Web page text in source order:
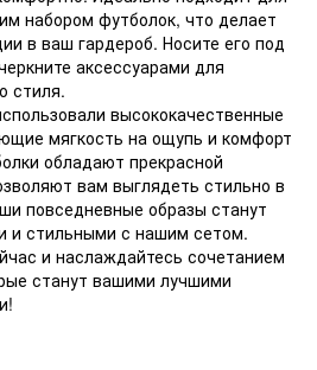
набором футболок, что делает
в ваш гардероб. Носите его под
аксессуарами для
стиля.
высококачественные
мягкость на ощупь и комфорт
обладают прекрасной
вам выглядеть стильно в
повседневные образы станут
и стильными с нашим сетом.
и наслаждайтесь сочетанием
станут вашими лучшими